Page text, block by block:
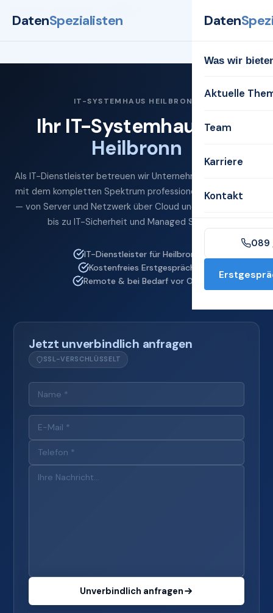
DatenSpezialisten Daten
Was wir
Aktuelle
Team
Karriere
Kontakt
089
IT-SYSTEMHAUS HEILBRONN
Ihr IT-Systemhaus für
Heilbronn
Als IT-Dienstleister betreuen wir Unternehmen in Heilbronn
mit dem kompletten Spektrum professioneller IT-Services
— von Server und Netzwerk über Cloud und Microsoft 365
bis zu IT-Sicherheit und Managed Services.
IT-Dienstleister für Heilbronn
Kostenfreies Erstgespräch
Remote & bei Bedarf vor Ort
Jetzt unverbindlich anfragen
SSL-VERSCHLÜSSELT
Unverbindlich anfragen